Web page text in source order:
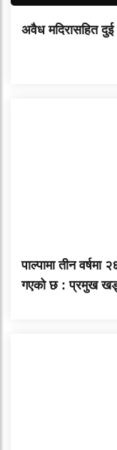
अवैध मदिरासहित दुई
पाल्पामा तीन वर्षमा
गएको छ : प्रमुख